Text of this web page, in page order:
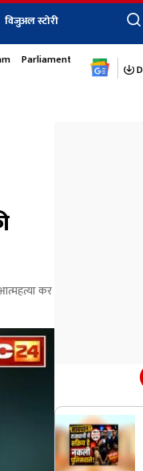
विजुअल स्टोरी
जॉब्स
Parliament Monsoon Session
कर